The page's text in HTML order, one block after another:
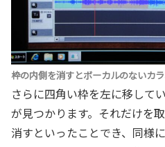
枠の内側を消すとボーカルのないカ
さらに四角い枠を左に移して
が見つかります。それだけを
消すといったことでき、同様